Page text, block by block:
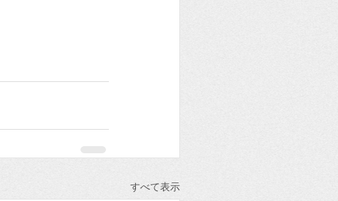
すべて表示